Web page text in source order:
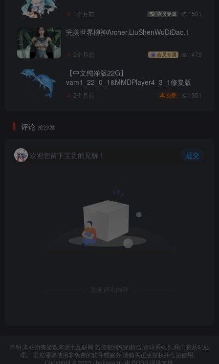
1个月前 会员专属 1501
完美世界柳神Archer.LiuShenWuDiDao.1
2个月前 会员专属 1479
【中文纯净版22G】
vam1_22_0_1&MMDPlayer4_3_1修复版
2个月前 免费 1351
评论 抢沙发
欢迎您留下宝贵的见解！ 提交
暂无评论内容
声明:本站所有游戏来源于互联网!若侵犯到您的权益,请联系站长,我们将及时处
理。 若您需要使用非免费的软件或服务,请购买正版授权并合法使用。